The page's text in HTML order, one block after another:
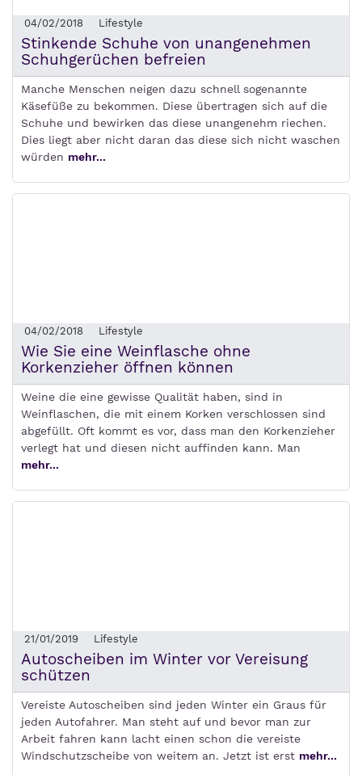
04/02/2018 Lifestyle
Stinkende Schuhe von unangenehmen
Schuhgerüchen befreien
Manche Menschen neigen dazu schnell sogenannte
Käsefüße zu bekommen. Diese übertragen sich auf die
Schuhe und bewirken das diese unangenehm riechen.
Dies liegt aber nicht daran das diese sich nicht waschen
würden mehr...
04/02/2018 Lifestyle
Wie Sie eine Weinflasche ohne
Korkenzieher öffnen können
Weine die eine gewisse Qualität haben, sind in
Weinflaschen, die mit einem Korken verschlossen sind
abgefüllt. Oft kommt es vor, dass man den Korkenzieher
verlegt hat und diesen nicht auffinden kann. Man
mehr...
21/01/2019 Lifestyle
Autoscheiben im Winter vor Vereisung
schützen
Vereiste Autoscheiben sind jeden Winter ein Graus für
jeden Autofahrer. Man steht auf und bevor man zur
Arbeit fahren kann lacht einen schon die vereiste
Windschutzscheibe von weitem an. Jetzt ist erst mehr...